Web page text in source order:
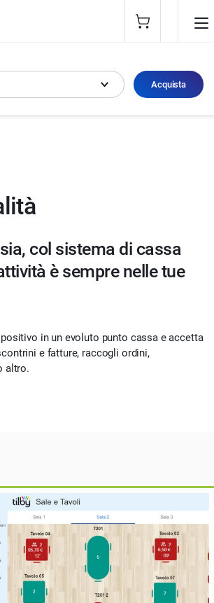
Acquista
col sistema di cassa
è sempre nelle tue
in un evoluto punto cassa e accetta
e fatture, raccogli ordini,
altro.